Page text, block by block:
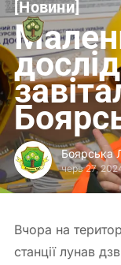
[Новини[
Боярська
черв 27,
Вчора на
станції лунав